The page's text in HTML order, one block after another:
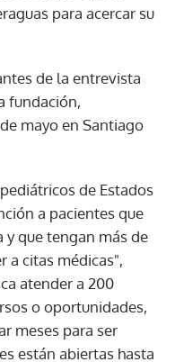
para acercar su
de la entrevista
fundación,
mayo en Santiago
de Estados
a pacientes que
que tengan más de
a citas médicas",
atender a 200
o oportunidades,
meses para ser
están abiertas hasta